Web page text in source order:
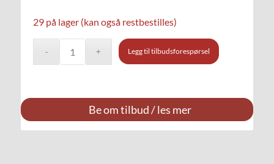
29 på lager (kan også restbestilles)
Legg til tilbudsforespørsel
Be om tilbud / les mer